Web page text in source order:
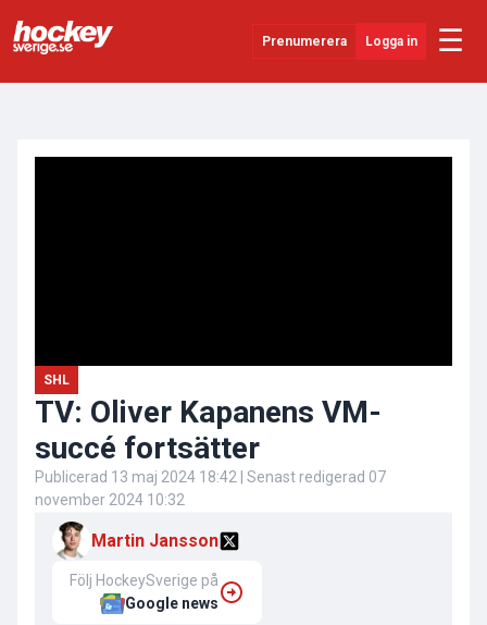
Prenumerera Logga in ☰
SHL
TV: Oliver Kapanens VM-
succé fortsätter
Publicerad 13 maj 2024 18:42 | Senast redigerad 07
november 2024 10:32
Martin Jansson
Följ HockeySverige på
Google news